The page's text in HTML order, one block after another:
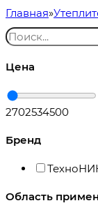
Главная
Цена
2702534500
Бренд
Область